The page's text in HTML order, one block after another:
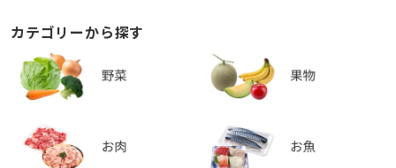
カテゴリーから探す